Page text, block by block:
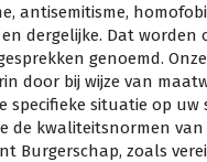
antisemitisme,
dergelijke. Dat worden
genoemd.
door bij wijze van
specifieke situatie op uw
de kwaliteitsnormen
Burgerschap, zoals